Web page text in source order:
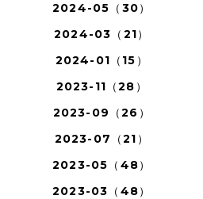
2024-05（30）
2024-03（21）
2024-01（15）
2023-11（28）
2023-09（26）
2023-07（21）
2023-05（48）
2023-03（48）